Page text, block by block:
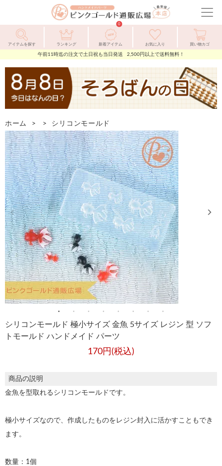
ピ
ン
ク
ル
ド
通
広
メ
ニ
ー
を
開
閉
アイテムを探す ランキング 新着アイテム お気に入り 買い物カゴ
0
午前11時迄の注文で土日祝も当日発送 2,500円以上で送料無料！
ホーム > > シリコンモールド
シリコンモールド 極小サイズ 金魚 5サイズ レジン 型 ソフ
トモールド ハンドメイド パーツ
170円(税込)
商品の説明
金魚を型取れるシリコンモールドです。
極小サイズなので、作成したものをレジン封入に活かすこともでき
ます。
数量：1個